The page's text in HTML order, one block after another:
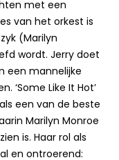
met een
van het orkest is
(Marilyn
wordt. Jerry doet
een mannelijke
‘Some Like It Hot’
een van de beste
Marilyn Monroe
is. Haar rol als
en ontroerend: